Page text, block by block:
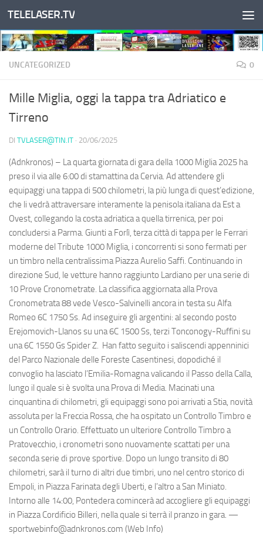
Salta al contenuto
TELELASER.TV
UNCATEGORIZED 0
Mille Miglia, oggi la tappa tra Adriatico e
Tirreno
DI TVLASER@TIN.IT · 20/06/2025
(Adnkronos) – La quarta giornata di gara della 1000 Miglia 2025 ha
preso il via alle 6:00 di stamattina da Cervia. Ad attendere gli
equipaggi una tappa di 500 chilometri, la più lunga di quest’edizione,
che li vedrà attraversare interamente la penisola italiana da Est a
Ovest, collegando la costa adriatica a quella tirrenica, per poi
concludersi a Parma. Giunti a Forlì, terza città di tappa per le Ferrari
moderne del Tribute 1000 Miglia, i concorrenti si sono fermati per
un timbro nella centralissima Piazza Aurelio Saffi. Continuando in
direzione Sud, le vetture hanno raggiunto Lardiano per una serie di
10 Prove Cronometrate. La classifica aggiornata alla Prova
Cronometrata 88 vede Vesco-Salvinelli ancora in testa su Alfa
Romeo 6C 1750 Ss. Ad inseguire gli argentini: al secondo posto
Erejomovich-Llanos su una 6C 1500 Ss, terzi Tonconogy-Ruffini su
una 6C 1550 Gs Spider Z. Han fatto seguito i saliscendi appenninici
del Parco Nazionale delle Foreste Casentinesi, dopodiché il
convoglio ha lasciato l’Emilia-Romagna valicando il Passo della Calla,
lungo il quale si è svolta una Prova di Media. Macinati una
cinquantina di chilometri, gli equipaggi sono poi arrivati a Stia, novità
assoluta per la Freccia Rossa, che ha ospitato un Controllo Timbro e
un Controllo Orario. Effettuato un ulteriore Controllo Timbro a
Pratovecchio, i cronometri sono nuovamente scattati per una
seconda serie di prove sportive. Dopo un lungo transito di 80
chilometri, sarà il turno di altri due timbri, uno nel centro storico di
Empoli, in Piazza Farinata degli Uberti, e l’altro a San Miniato.
Intorno alle 14:00, Pontedera comincerà ad accogliere gli equipaggi
in Piazza Cordificio Billeri, nella quale si terrà il pranzo in gara. —
sportwebinfo@adnkronos.com (Web Info)